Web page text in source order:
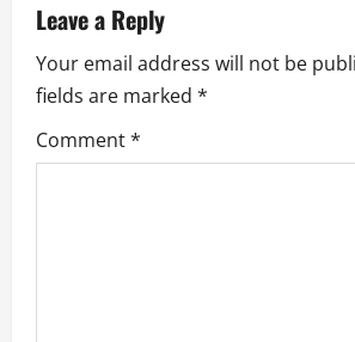
a
v
i
g
Leave a Reply
Your email address will not be
fields are marked *
Comment*